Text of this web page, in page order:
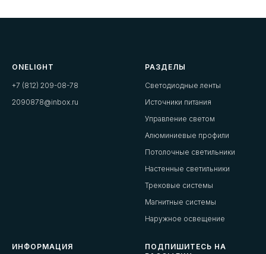
ONELIGHT
+7 (812) 209-08-78
2090878@inbox.ru
РАЗДЕЛЫ
Светодиодные ленты
Источники питания
Управление светом
Алюминиевые профили
Потолочные светильники
Настенные светильники
Трековые системы
Магнитные системы
Наружное освещение
ИНФОРМАЦИЯ
ПОДПИШИТЕСЬ НА